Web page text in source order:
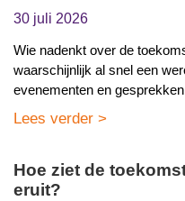
30 juli 2026
Wie nadenkt over de
waarschijnlijk al snel een
evenementen en
Lees verder >
Hoe ziet de
eruit?